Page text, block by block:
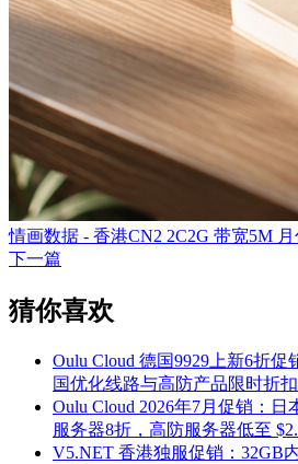
情画数据 - 香港CN2 2C2G 带宽5M 月
下一篇
猜你喜欢
Oulu Cloud 德国9929上新6折促
国优化线路与高防产品限时折扣
Oulu Cloud 2026年7月促销：日
服务器8折，高防服务器低至
V5.NET 香港独服促销：32GB